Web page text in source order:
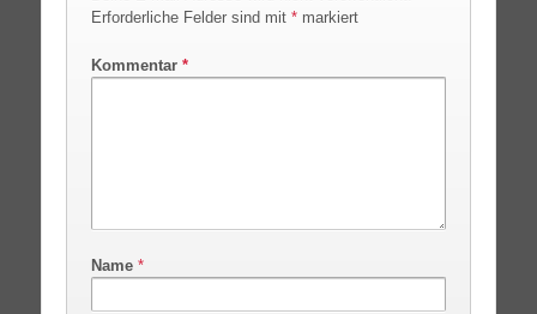
Erforderliche Felder sind mit *markiert
Kommentar *
Name *